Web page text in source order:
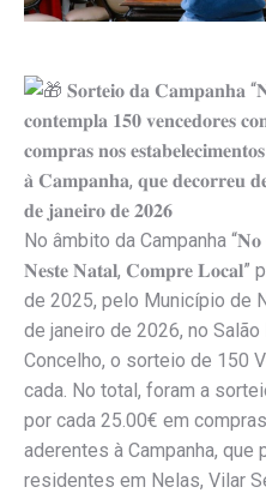
𝐒𝐨𝐫𝐭𝐞𝐢𝐨 𝐝𝐚 𝐂𝐚𝐦𝐩𝐚𝐧𝐡𝐚
𝐜𝐨𝐧𝐭𝐞𝐦𝐩𝐥𝐚 𝟏𝟓𝟎 𝐯𝐞𝐧𝐜𝐞𝐝𝐨𝐫𝐞𝐬
𝐜𝐨𝐦𝐩𝐫𝐚𝐬 𝐧𝐨𝐬
𝐚̀ 𝐂𝐚𝐦𝐩𝐚𝐧𝐡𝐚, 𝐪𝐮𝐞 𝐝𝐞𝐜𝐨𝐫𝐫𝐞𝐮
𝐝𝐞 𝐣𝐚𝐧𝐞𝐢𝐫𝐨 𝐝𝐞 𝟐𝟎𝟐𝟔
No âmbito da Campanha “𝐍𝐨
𝐍𝐞𝐬𝐭𝐞 𝐍𝐚𝐭𝐚𝐥, 𝐂𝐨𝐦𝐩𝐫𝐞
de 2025, pelo Município de
de janeiro de 2026, no
Concelho, o sorteio de 150
cada. No total, foram a
por cada 25.00€ em
aderentes à Campanha, que
residentes em Nelas, Vilar